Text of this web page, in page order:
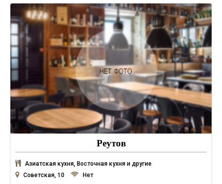
Реутов
Азиатская кухня, Восточная кухня и другие
Советская, 10
Нет